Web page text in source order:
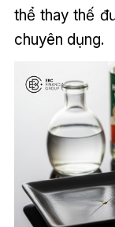
thể thay thế
chuyên dụng.